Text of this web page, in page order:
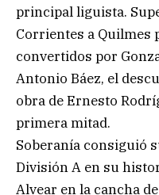
principal liguista.
Corrientes a Quilmes
convertidos por
Antonio Báez, el
obra de Ernesto
primera mitad.
Soberanía consiguió
División A en su
Alvear en la cancha